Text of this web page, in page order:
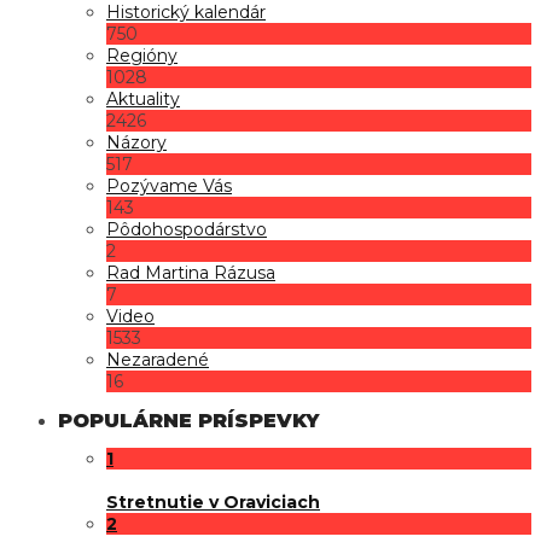
Historický kalendár
750
Regióny
1028
Aktuality
2426
Názory
517
Pozývame Vás
143
Pôdohospodárstvo
2
Rad Martina Rázusa
7
Video
1533
Nezaradené
16
POPULÁRNE PRÍSPEVKY
1
Stretnutie v Oraviciach
2